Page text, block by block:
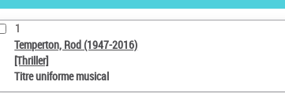
1
Temperton, Rod (1947-2016)
[Thriller]
Titre uniforme musical